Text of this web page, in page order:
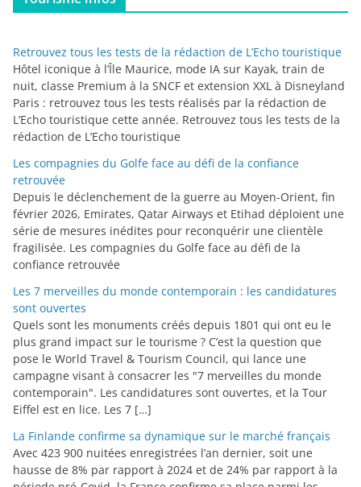
r
i
e
s
Retrouvez tous les tests de la rédaction de L’Echo touristique
Hôtel iconique à l’Île Maurice, mode IA sur Kayak, train de
nuit, classe Premium à la SNCF et extension XXL à Disneyland
Paris : retrouvez tous les tests réalisés par la rédaction de
L’Echo touristique cette année. Retrouvez tous les tests de la
rédaction de L’Echo touristique
Les compagnies du Golfe face au défi de la confiance
retrouvée
Depuis le déclenchement de la guerre au Moyen-Orient, fin
février 2026, Emirates, Qatar Airways et Etihad déploient une
série de mesures inédites pour reconquérir une clientèle
fragilisée. Les compagnies du Golfe face au défi de la
confiance retrouvée
Les 7 merveilles du monde contemporain : les candidatures
sont ouvertes
Quels sont les monuments créés depuis 1801 qui ont eu le
plus grand impact sur le tourisme ? C’est la question que
pose le World Travel & Tourism Council, qui lance une
campagne visant à consacrer les "7 merveilles du monde
contemporain". Les candidatures sont ouvertes, et la Tour
Eiffel est en lice. Les 7 […]
La Finlande confirme sa dynamique sur le marché français
Avec 423 900 nuitées enregistrées l’an dernier, soit une
hausse de 8% par rapport à 2024 et de 24% par rapport à la